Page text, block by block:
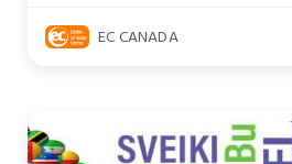
EC CANADA